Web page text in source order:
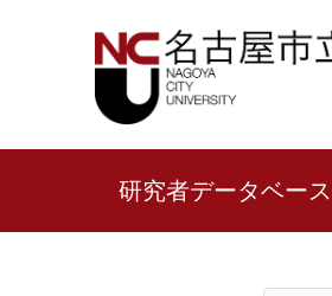
研究者データベース